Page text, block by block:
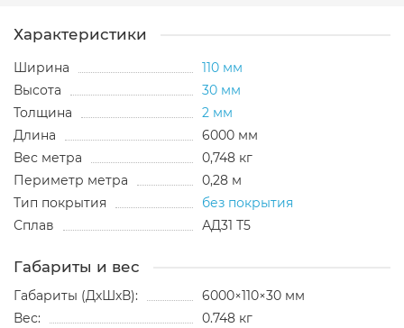
Характеристики
Ширина
110 мм
Высота
30 мм
Толщина
2 мм
Длина
6000 мм
Вес метра
0,748 кг
Периметр метра
0,28 м
Тип покрытия
без покрытия
Сплав
АД31 Т5
Габариты и вес
Габариты (ДхШхВ):
6000×110×30 мм
Вес:
0.748 кг